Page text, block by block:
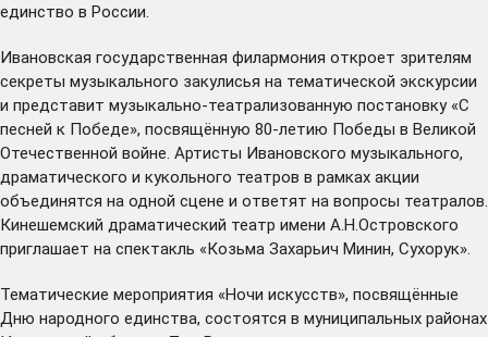
единство в России.
Ивановская государственная филармония откроет зрителям
секреты музыкального закулисья на тематической экскурсии
и представит музыкально-театрализованную постановку «С
песней к Победе», посвящённую 80-летию Победы в Великой
Отечественной войне. Артисты Ивановского музыкального,
драматического и кукольного театров в рамках акции
объединятся на одной сцене и ответят на вопросы театралов.
Кинешемский драматический театр имени А.Н.Островского
приглашает на спектакль «Козьма Захарьич Минин, Сухорук».
Тематические мероприятия «Ночи искусств», посвящённые
Дню народного единства, состоятся в муниципальных районах